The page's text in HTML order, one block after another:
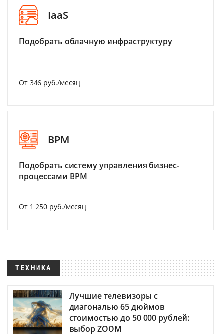
IaaS
Подобрать облачную инфраструктуру
От 346 руб./месяц
BPM
Подобрать систему управления бизнес-
процессами BPM
От 1 250 руб./месяц
ТЕХНИКА
Лучшие телевизоры с
диагональю 65 дюймов
стоимостью до 50 000 рублей:
выбор ZOOM